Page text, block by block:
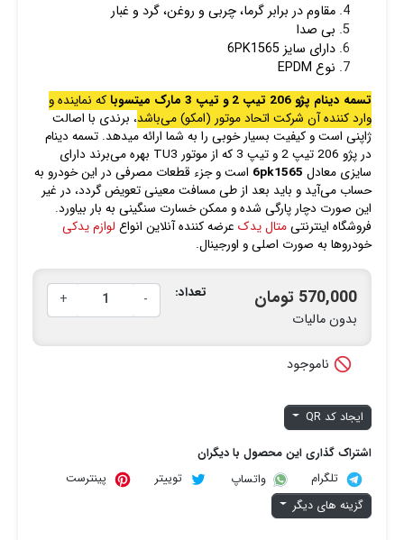
مقاوم در برابر گرما، چربی و روغن، گرد و غبار
بی صدا
دارای سایز 6PK1565
نوع EPDM
تسمه دینام پژو 206 تیپ 2 و تیپ 3 مارک میتسوبا
که نماینده و
وارد کننده آن شرکت اتحاد موتور (امکو) می‌باشد، برندی با اصالت
ژاپنی است و کیفیت بسیار خوبی را به شما ارائه میدهد. تسمه دینام
در پژو 206 تیپ 2 و تیپ 3 که از موتور TU3 بهره می‌برند دارای
سایزی معادل 6pk1565 است و جزء قطعات مصرفی در این خودرو به
حساب می‌آید و باید بعد از طی مسافت معینی تعویض گردد، در غیر
این صورت دچار پارگی شده و ممکن خسارت سنگینی به بار بیاورد.
فروشگاه اینترنتیمتال یدک عرضه کننده آنلاین انواع لوازم یدکی
خودروها به صورت اصلی و اورجینال.
570,000 تومان
بدون مالیات
تعداد: -
+
 ناموجود
ایجاد کد QR
اشتراک گذاری این محصول با دیگران
تلگرام
واتساپ توییتر
پینترست
گزینه های دیگر